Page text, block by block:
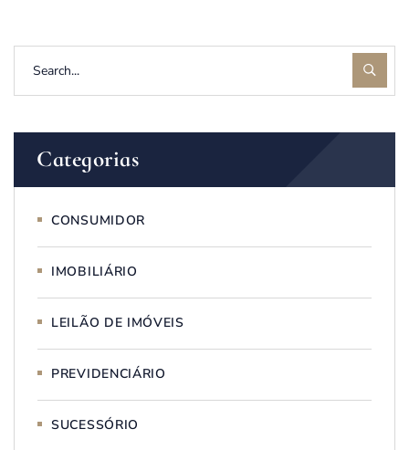
Categorias
CONSUMIDOR
IMOBILIÁRIO
LEILÃO DE IMÓVEIS
PREVIDENCIÁRIO
SUCESSÓRIO